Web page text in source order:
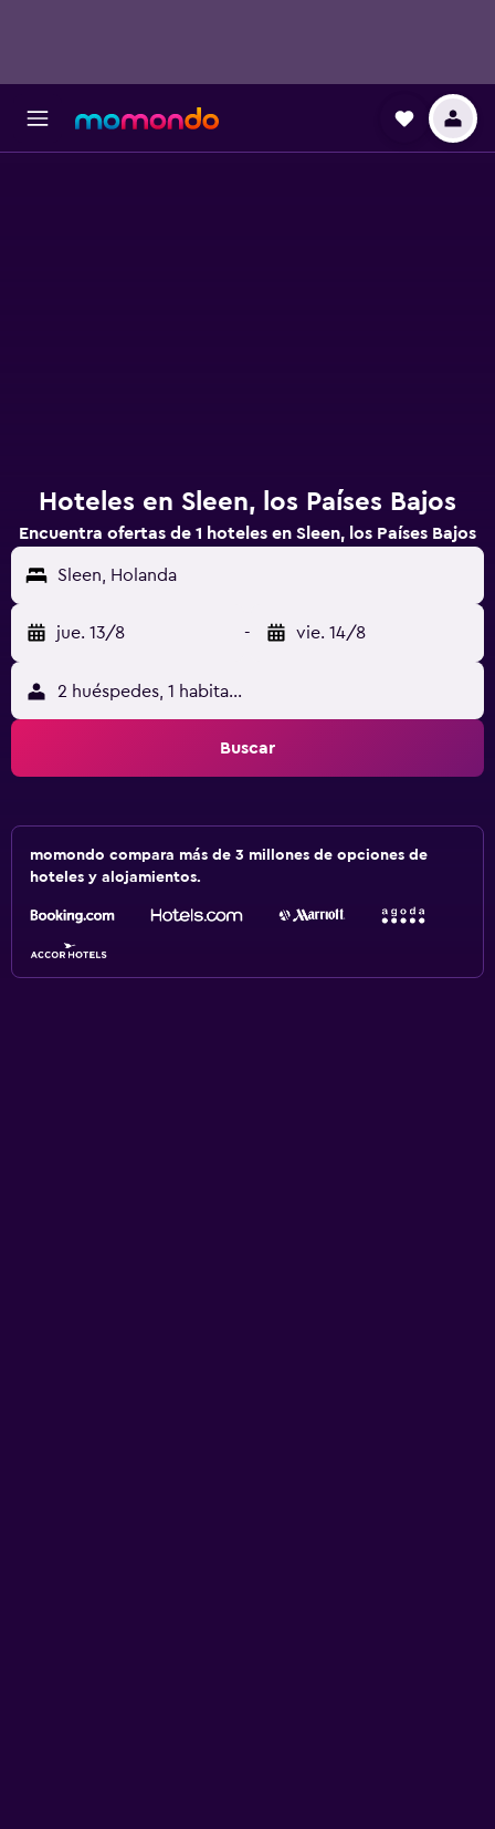
Hoteles en Sleen, los Países Bajos
Encuentra ofertas de 1 hoteles en Sleen, los Países Bajos
Sleen, Holanda
jue. 13/8 - vie. 14/8
2 huéspedes, 1 habitación
Buscar
momondo compara más de 3 millones de opciones de
hoteles y alojamientos.